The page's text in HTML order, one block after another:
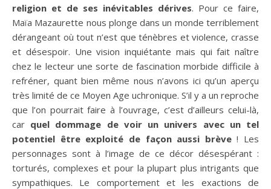
religion et de ses inévitables dérives. Pour ce faire,
Maïa Mazaurette nous plonge dans un monde terriblement
dérangeant où tout n’est que ténèbres et violence, crasse
et désespoir. Une vision inquiétante mais qui fait naître
chez le lecteur une sorte de fascination morbide difficile à
refréner, quant bien même nous n’avons ici qu’un aperçu
très limité de ce Moyen Age uchronique. S’il y a un reproche
que l’on pourrait faire à l’ouvrage, c’est d’ailleurs celui-là,
car quel dommage de voir un univers avec un tel
potentiel être exploité de façon aussi brève! Les
personnages sont à l’image de ce décor désespérant :
torturés, complexes et pour la plupart plus intrigants que
sympathiques. Le comportement et les exactions de